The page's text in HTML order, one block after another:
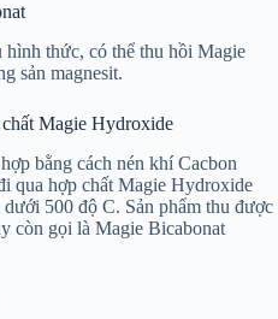
thức, có thể thu hồi Magie
sản magnesit.
Magie Hydroxide
bằng cách nén khí Cacbon
qua hợp chất Magie Hydroxide
500 độ C. Sản phẩm thu được
còn gọi là Magie Bicabonat